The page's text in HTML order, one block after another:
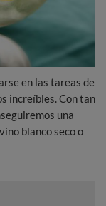
en las tareas de
increíbles. Con tan
una
blanco seco o